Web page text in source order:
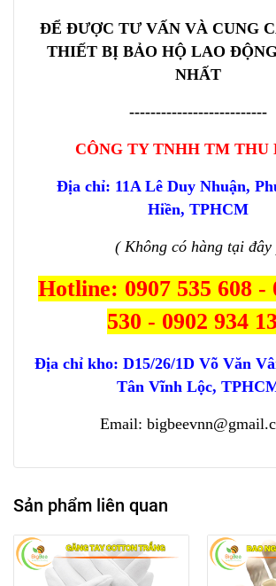
ĐỂ ĐƯỢC TƯ VẤN VÀ CUNG
THIẾT BỊ BẢO HỘ LAO
NHẤT
--------------------------
CÔNG TY TNHH TM THU
Địa chỉ: 11A Lê Duy Nhuận,
Hiền, TPHCM
( Không có hàng tại đây
Hotline: 0907 535 608 -
530 - 0902 934
Địa chỉ kho: D15/26/1D Võ Văn
Tân Vĩnh Lộc,
Email:
Sản phẩm liên quan